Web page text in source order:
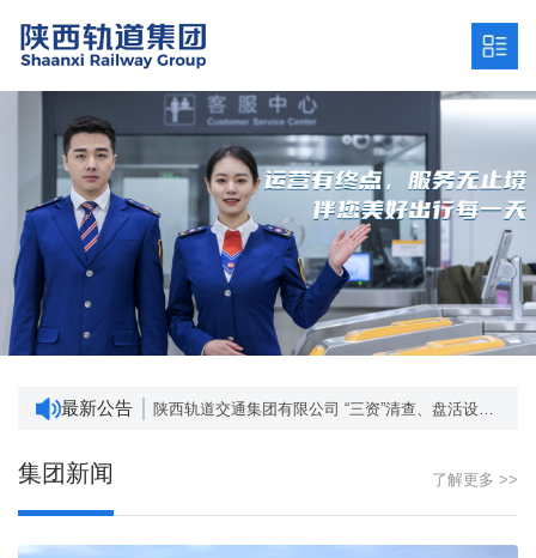
最新公告
陕西轨道交通集团有限公司发展战略研究服务项目招标公告 （项目编号：SCZC2024-ZB-1456/001）
深入贯彻中央八项规定精神学习教育 网络意见箱
陕西轨道交通集团有限公司 “三资”清查、盘活设计及资产管理系统建设项目询价公告
深入贯彻中央八项规定精神学习教育 网络意见箱
集团新闻 了解更多 >>